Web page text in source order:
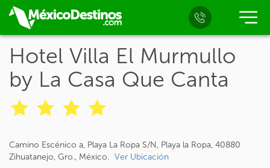
Hotel Villa El Murmullo
by La Casa Que Canta
Camino Escénico a, Playa La Ropa S/N, Playa la Ropa, 40880
Zihuatanejo, Gro., México. Ver Ubicación